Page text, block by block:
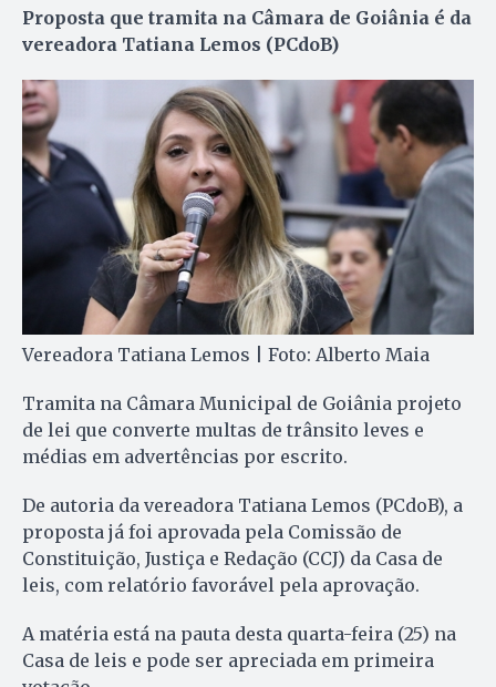
Proposta que tramita na Câmara de Goiânia é da
vereadora Tatiana Lemos (PCdoB)
Vereadora Tatiana Lemos | Foto: Alberto Maia
Tramita na Câmara Municipal de Goiânia projeto
de lei que converte multas de trânsito leves e
médias em advertências por escrito.
De autoria da vereadora Tatiana Lemos (PCdoB), a
proposta já foi aprovada pela Comissão de
Constituição, Justiça e Redação (CCJ) da Casa de
leis, com relatório favorável pela aprovação.
A matéria está na pauta desta quarta-feira (25) na
Casa de leis e pode ser apreciada em primeira